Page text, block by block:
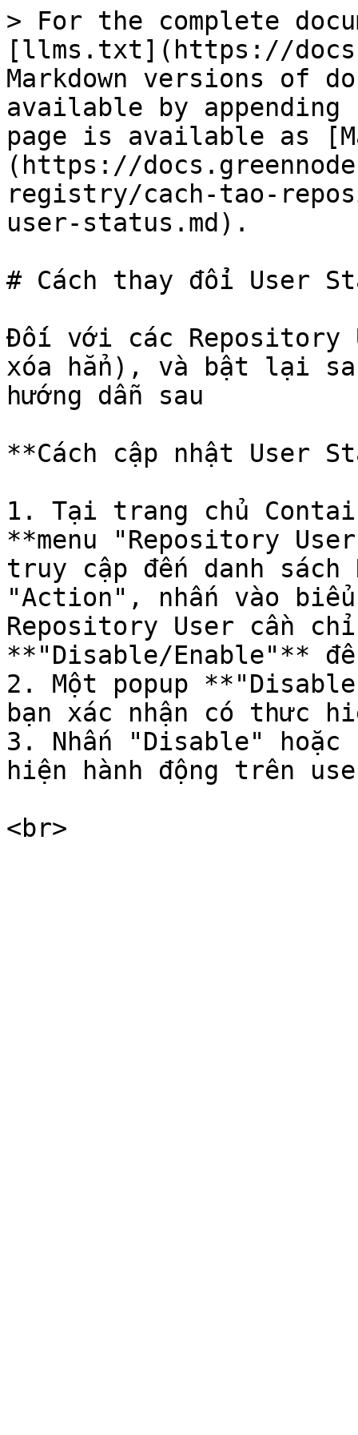
> For the complete
[llms.txt](https://
Markdown versions of
available by
page is available as
(https://
registry/cach-tao-
user-status.md).
# Cách thay đổi User
Đối với các Repository
xóa hẳn), và bật lại
hướng dẫn sau
**Cách cập nhật User
1. Tại trang chủ
**menu "Repository
truy cập đến danh
"Action", nhấn vào
Repository User cần
**"Disable/Enable"**
2. Một popup
bạn xác nhận có thưc
3. Nhấn "Disable" hoặc
hiện hành động trên